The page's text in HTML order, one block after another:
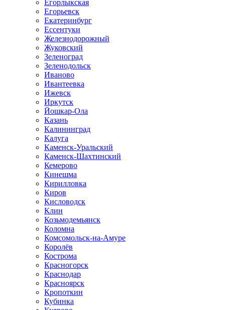
Егорлыкская
Егорьевск
Екатеринбург
Ессентуки
Железнодорожный
Жуковский
Зеленоград
Зеленодольск
Иваново
Ивантеевка
Ижевск
Иркутск
Йошкар-Ола
Казань
Калининград
Калуга
Каменск-Уральский
Каменск-Шахтинский
Кемерово
Кинешма
Кирилловка
Киров
Кисловодск
Клин
Козьмодемьянск
Коломна
Комсомольск-на-Амуре
Королёв
Кострома
Красногорск
Краснодар
Красноярск
Кропоткин
Кубинка